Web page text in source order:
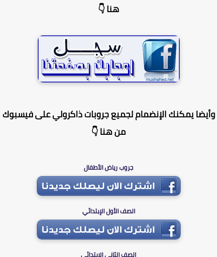
هنا 👇
يمكنك الإنضمام لجميع جروبات ذاكرولي على فيسبوك
من هنا 👇
جروب رياض الأطفال
الصف الأول الإبتدائي
الصف الثاني الإبتدائي